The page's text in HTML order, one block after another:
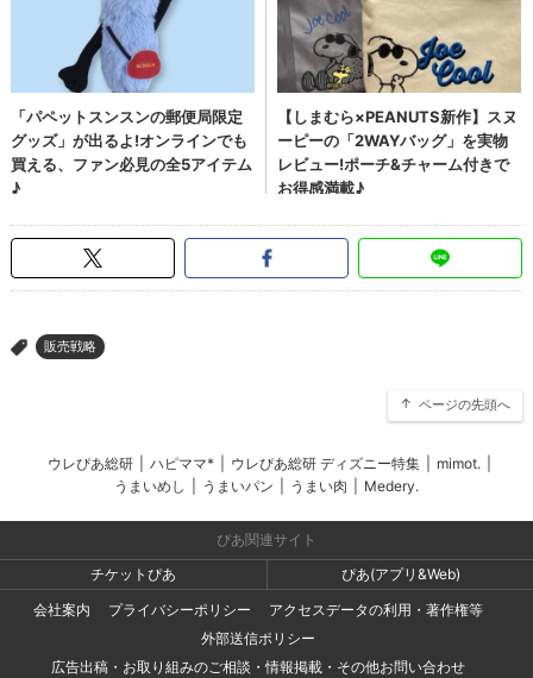
> 販売戦略
ページの先頭へ
ウレぴあ総研 ハピママ* ウレぴあ総研 ディズニー特集 mimot.
うまいめし
うまいパン うまい肉 Medery.
ぴあ関連サイト
チケットぴあ
ぴあ(アプリ&Web)
会社案内
プライバシーポリシー
アクセスデータの利用・著作権等
外部送信ポリシー
広告出稿・お取り組みのご相談・情報掲載・その他お問い合わせ